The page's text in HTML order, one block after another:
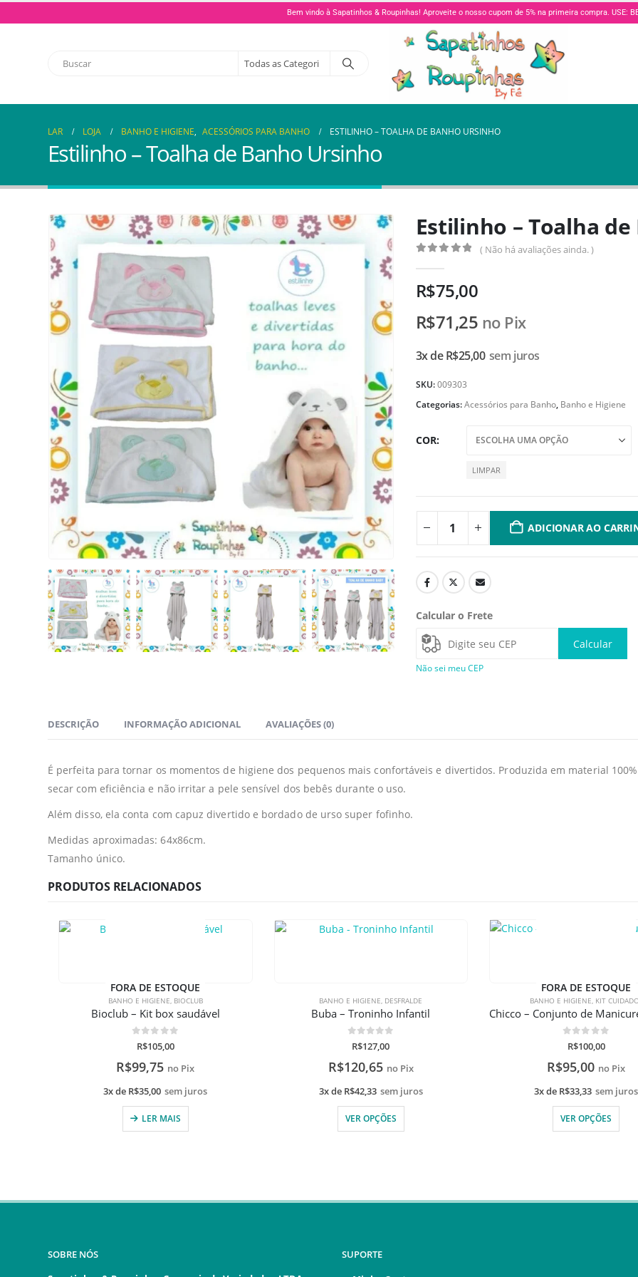
Bem vindo à Sapatinhos & Roupinhas! Aproveite o nosso cupom de 5% na primeira compra. USE:
LAR LOJA BANHO E HIGIENE, ACESSÓRIOS PARA BANHO ESTILINHO – TOALHA DE BANHO URSINHO
Estilinho – Toalha de Banho Ursinho
Estilinho – Toalha
( Não há avaliações ainda. )
R$75,00
R$71,25 no Pix
3x deR$25,00 sem juros
SKU:009303
Categorias:Acessórios para Banho, Banho e Higiene
COR
LIMPAR
ADICIONAR AO
Calcular o Frete
Calcular
Não sei meu CEP
DESCRIÇÃO INFORMAÇÃO ADICIONAL AVALIAÇÕES (0)
É perfeita para tornar os momentos de higiene dos pequenos mais confortáveis e divertidos. Produzida em material
secar com eficiência e não irritar a pele sensível dos bebês durante o uso.
Além disso, ela conta com capuz divertido e bordado de urso super fofinho.
Medidas aproximadas: 64x86cm.
Tamanho único.
PRODUTOS RELACIONADOS
FORA DE ESTOQUE
BANHO E HIGIENE, BIOCLUB
Bioclub – Kit box saudável
0de 5
R$105,00
R$99,75 no Pix
3x de R$35,00 sem juros
LER MAIS
BANHO E HIGIENE, DESFRALDE
Buba – Troninho Infantil
0de 5
R$127,00
R$120,65 no Pix
3x de R$42,33 sem juros
VER OPÇÕES
FORA DE ESTOQUE
BANHO E HIGIENE, KIT
0de 5
R$100,00
R$95,00 no Pix
3x de R$33,33 sem juros
VER OPÇÕES
SOBRE NÓS SUPORTE